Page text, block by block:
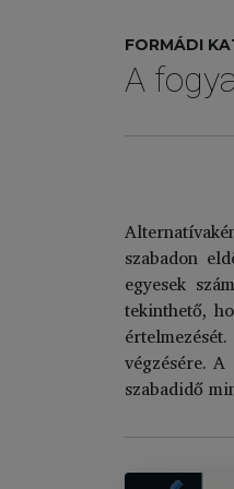
FORMÁDI
A
szabadon
egyesek
tekinthető,
végzésére.
szabadidő